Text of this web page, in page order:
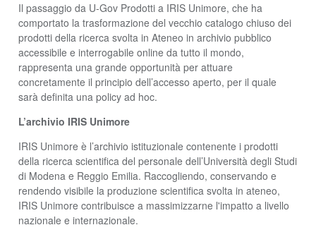
Il passaggio da U-Gov Prodotti a IRIS Unimore, che ha
comportato la trasformazione del vecchio catalogo chiuso dei
prodotti della ricerca svolta in Ateneo in archivio pubblico
accessibile e interrogabile online da tutto il mondo,
rappresenta una grande opportunità per attuare
concretamente il principio dell’accesso aperto, per il quale
sarà definita una policy ad hoc.
L’archivio IRIS Unimore
IRIS Unimore è l’archivio istituzionale contenente i prodotti
della ricerca scientifica del personale dell’Università degli Studi
di Modena e Reggio Emilia. Raccogliendo, conservando e
rendendo visibile la produzione scientifica svolta in ateneo,
IRIS Unimore contribuisce a massimizzarne l'impatto a livello
nazionale e internazionale.